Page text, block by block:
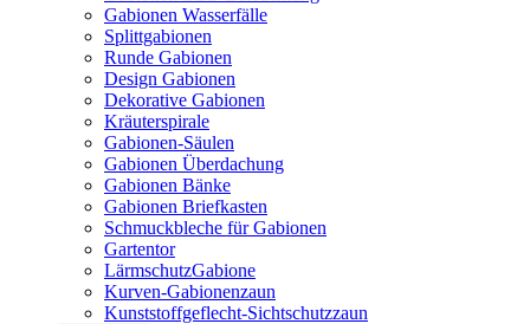
Gabionen Wasserfälle
Splittgabionen
Runde Gabionen
Design Gabionen
Dekorative Gabionen
Kräuterspirale
Gabionen-Säulen
Gabionen Überdachung
Gabionen Bänke
Gabionen Briefkasten
Schmuckbleche für Gabionen
Gartentor
LärmschutzGabione
Kurven-Gabionenzaun
Kunststoffgeflecht-Sichtschutzzaun